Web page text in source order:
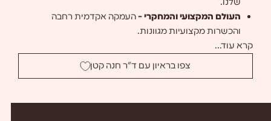
שלנו.
העולם המקצועי והמחקרי –העמקה אקדמית רחבה
והכשרות מקצועיות מגוונות.
קרא עוד...
צפו בראיון עם ד”ר חנה קטן